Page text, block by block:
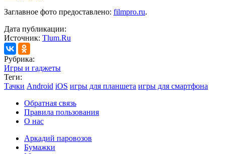
Заглавное фото предоставлено: filmpro.ru.
Дата публикации:
Источник: Tlum.Ru
Рубрика:
Игры и гаджеты
Теги:
Тачки Android iOS игры для планшета игры для смартфона
Обратная связь
Правила пользования
О нас
Аркадий паровозов
Бумажки